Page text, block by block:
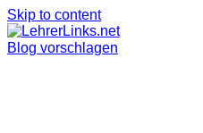
Skip to content
Blog vorschlagen